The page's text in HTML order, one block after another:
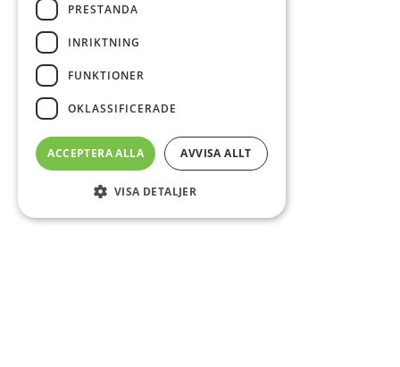
PRESTANDA
INRIKTNING
FUNKTIONER
OKLASSIFICERADE
ACCEPTERA ALLA AVVISA ALLT
VISA DETALJER